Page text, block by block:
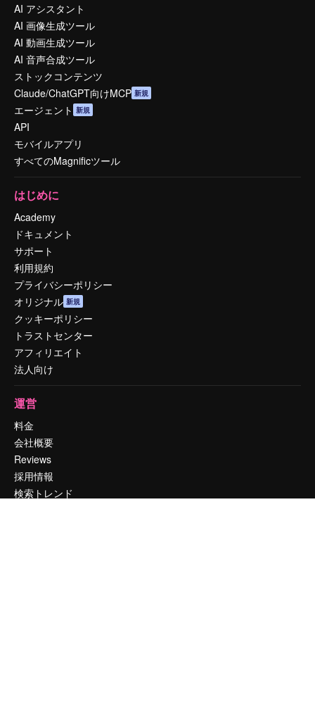
AI アシスタント
AI 画像生成ツール
AI 動画生成ツール
AI 音声合成ツール
ストックコンテンツ
Claude/ChatGPT向けMCP 新規
エージェント 新規
API
モバイルアプリ
すべてのMagnificツール
はじめに
Academy
ドキュメント
サポート
利用規約
プライバシーポリシー
オリジナル 新規
クッキーポリシー
トラストセンター
アフィリエイト
法人向け
運営
料金
会社概要
Reviews
採用情報
検索トレンド